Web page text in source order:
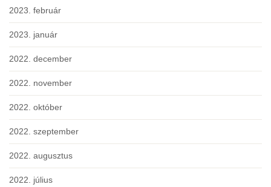
2023. február
2023. január
2022. december
2022. november
2022. október
2022. szeptember
2022. augusztus
2022. július